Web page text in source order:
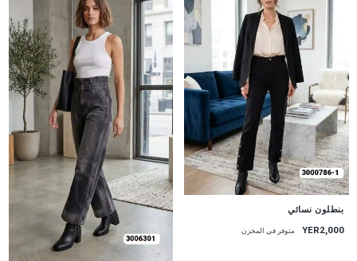
جديد
بنطلون نسائي
YER2,000 متوفر في المخزن